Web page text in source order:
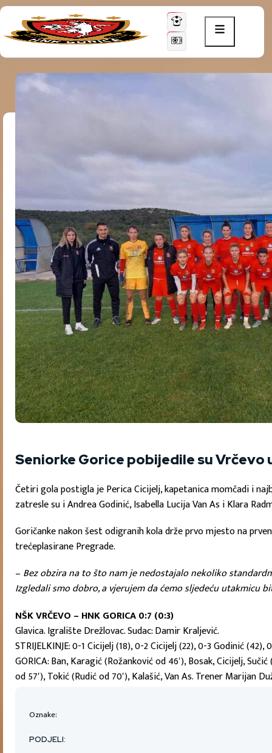
Seniorke Gorice pobijedile su
Četiri gola postigla je Perica Cicijelj, kapetanica momčadi i
zatresle su i Andrea Godinić, Isabella Lucija Van As i Klara
Goričanke nakon šest odigranih kola drže prvo mjesto na
trećeplasirane Pregrade.
– Bez obzira na to što nam je nedostajalo nekoliko
Izgledali smo dobro, a vjerujem da ćemo sljedeću utakmicu
NŠK VRČEVO – HNK GORICA 0:7 (0:3)
Glavica. Igralište Drežlovac. Sudac: Damir Kraljević.
STRIJELKINJE: 0-1 Cicijelj (18), 0-2 Cicijelj (22), 0-3 Godinić
GORICA: Ban, Karagić (Rožanković od 46′), Bosak, Cicijelj,
od 57′), Tokić (Rudić od 70′), Kalašić, Van As. Trener Marijan
Oznake:
PODJELI: